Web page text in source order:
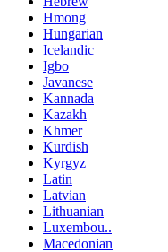
Hmong
Hungarian
Icelandic
Igbo
Javanese
Kannada
Kazakh
Khmer
Kurdish
Kyrgyz
Latin
Latvian
Lithuanian
Luxembou..
Macedonian